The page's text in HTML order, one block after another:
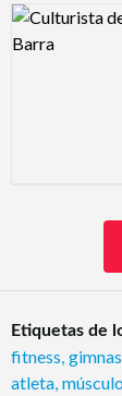
Logo Preview
Etiquetas de
fitness
atleta